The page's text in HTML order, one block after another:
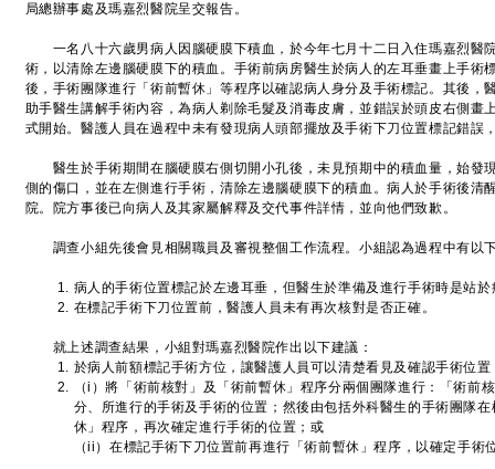
局總辦事處及瑪嘉烈醫院呈交報告。
一名八十六歲男病人因腦硬膜下積血，於今年七月十二日入住瑪嘉烈醫
術，以清除左邊腦硬膜下的積血。手術前病房醫生於病人的左耳垂畫上手術
後，手術團隊進行「術前暫休」等程序以確認病人身分及手術標記。其後，
助手醫生講解手術內容，為病人剃除毛髮及消毒皮膚，並錯誤於頭皮右側畫
式開始。醫護人員在過程中未有發現病人頭部擺放及手術下刀位置標記錯誤
醫生於手術期間在腦硬膜右側切開小孔後，未見預期中的積血量，始發
側的傷口，並在左側進行手術，清除左邊腦硬膜下的積血。病人於手術後清
院。院方事後已向病人及其家屬解釋及交代事件詳情，並向他們致歉。
調查小組先後會見相關職員及審視整個工作流程。小組認為過程中有以
病人的手術位置標記於左邊耳垂，但醫生於準備及進行手術時是站
在標記手術下刀位置前，醫護人員未有再次核對是否正確。
就上述調查結果，小組對瑪嘉烈醫院作出以下建議：
於病人前額標記手術方位，讓醫護人員可以清楚看見及確認手術位置
（i）將「術前核對」及「術前暫休」程序分兩個團隊進行：「術前
分、所進行的手術及手術的位置；然後由包括外科醫生的手術團隊
休」程序，再次確定進行手術的位置；或
（ii）在標記​手術下刀位置前再進行「術前暫休」程序，以確定手術